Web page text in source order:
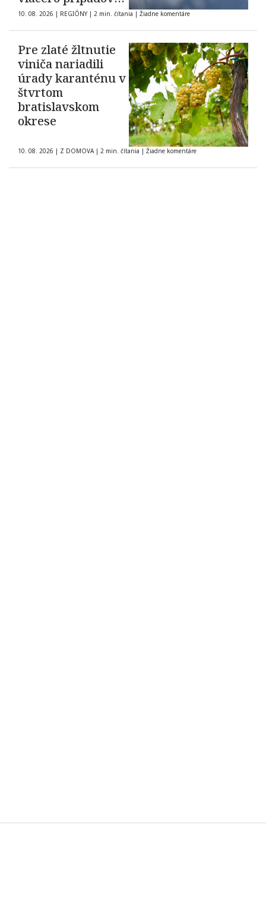
domáceho násilia
10. 08. 2026 | REGIÓNY | 2 min. čítania | Žiadne komentáre
Pre zlaté žltnutie
viniča nariadili
úrady karanténu v
štvrtom
bratislavskom
okrese
10. 08. 2026 | Z DOMOVA | 2 min. čítania | Žiadne komentáre